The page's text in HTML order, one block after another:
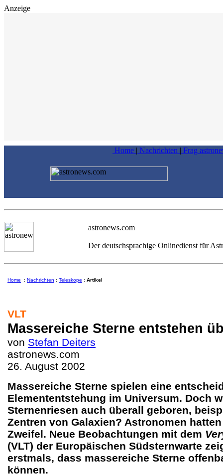
Anzeige
Home | Nachrichten | Frag
astronews.com
Der deutschsprachige Onlinedienst für
Home : Nachrichten : Teleskope : Artikel
VLT
Massereiche Sterne entstehen
von Stefan Deiters
astronews.com
26. August 2002
Massereiche Sterne spielen eine
Elemententstehung im Universum. Doch
Sternenriesen auch überall geboren,
Zentren von Galaxien? Astronomen
Zweifel. Neue Beobachtungen mit dem
(VLT) der Europäischen Südsternwarte
erstmals, dass massereiche Sterne
können.